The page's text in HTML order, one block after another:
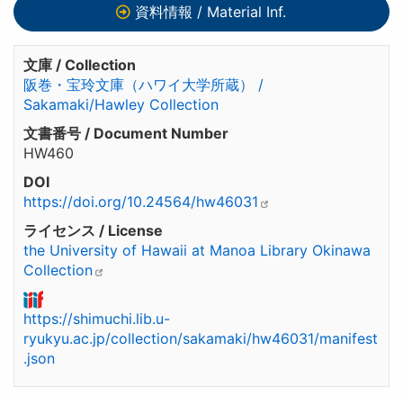
資料情報 / Material Inf.
文庫 / Collection
阪巻・宝玲文庫（ハワイ大学所蔵） /
Sakamaki/Hawley Collection
文書番号 / Document Number
HW460
DOI
https://doi.org/10.24564/hw46031
ライセンス / License
the University of Hawaii at Manoa Library Okinawa
Collection
https://shimuchi.lib.u-
ryukyu.ac.jp/collection/sakamaki/hw46031/manifest
.json